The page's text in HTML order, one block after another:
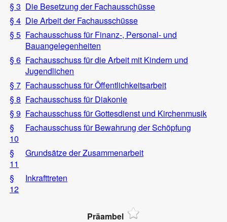
§ 3 Die Besetzung der Fachausschüsse
§ 4 Die Arbeit der Fachausschüsse
§ 5 Fachausschuss für Finanz-, Personal- und
Bauangelegenheiten
§ 6 Fachausschuss für die Arbeit mit Kindern und
Jugendlichen
§ 7 Fachausschuss für Öffentlichkeitsarbeit
§ 8 Fachausschuss für Diakonie
§ 9 Fachausschuss für Gottesdienst und Kirchenmusik
§
10
Fachausschuss für Bewahrung der Schöpfung
§
11
Grundsätze der Zusammenarbeit
§
12
Inkrafttreten
Präambel